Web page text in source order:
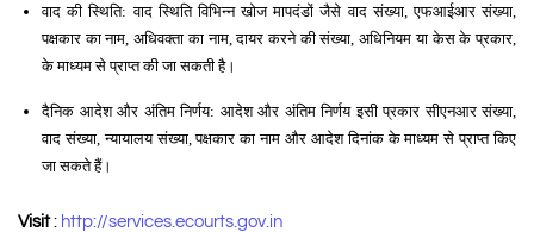
वाद की स्थिति:वाद स्थिति विभिन्न खोज मापदंडों जैसे वाद संख्या,एफआईआर संख्या
पक्षकार का नाम ,अधिवक्ता का नाम,दायर करने की संख्या ,अधिनियम या केस के प्रकार
के माध्यम से प्राप्त की जा सकती है।
दैनिक आदेश और अंतिम निर्णय: आदेश और अंतिम निर्णय इसी प्रकार सीएनआर संख्या
वाद संख्या,न्यायालय संख्या,पक्षकार का नाम और आदेश दिनांक के माध्यम से प्राप्त किए
जा सकते हैं।
Visit: http://services.ecourts.gov.in